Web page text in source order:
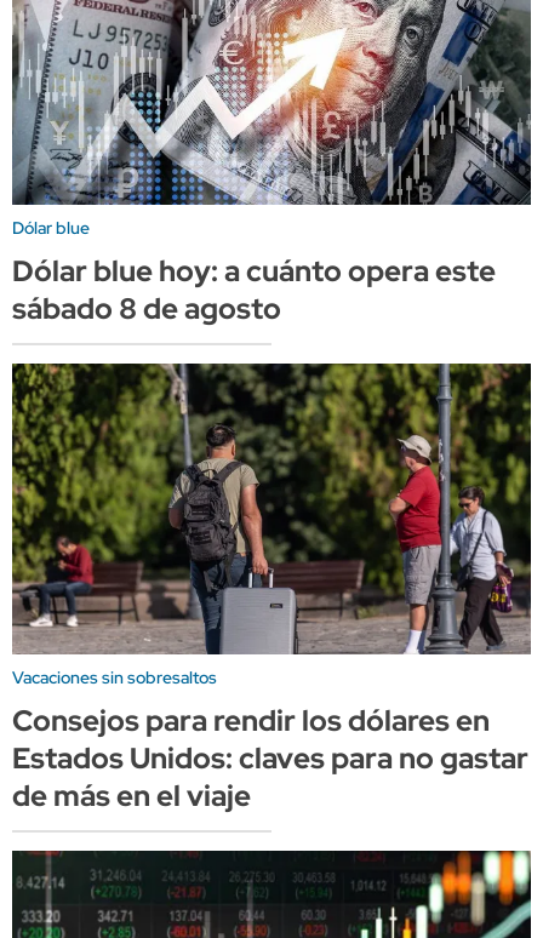
Dólar blue
Dólar blue hoy: a cuánto opera este
sábado 8 de agosto
Vacaciones sin sobresaltos
Consejos para rendir los dólares en
Estados Unidos: claves para no gastar
de más en el viaje